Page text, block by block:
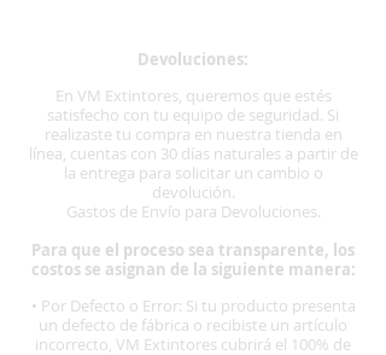
Devoluciones:
En VM Extintores, queremos que estés
satisfecho con tu equipo de seguridad. Si
realizaste tu compra en nuestra tienda en
línea, cuentas con 30 días naturales a partir de
la entrega para solicitar un cambio o
devolución.
Gastos de Envío para Devoluciones.
Para que el proceso sea transparente, los
costos se asignan de la siguiente manera:
• Por Defecto o Error: Si tu producto presenta
un defecto de fábrica o recibiste un artículo
incorrecto, VM Extintores cubrirá el 100% de